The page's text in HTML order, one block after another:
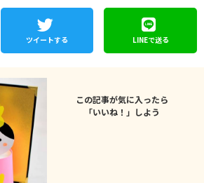
ツイートする LINEで送る
この記事が気に入ったら
「いいね！」しよう